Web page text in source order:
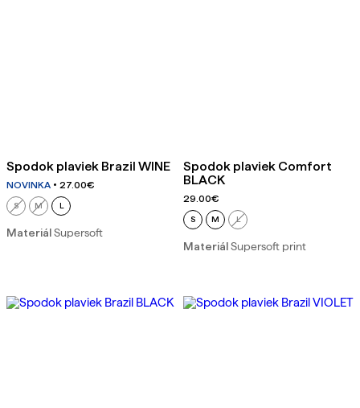
Spodok plaviek Brazil WINE
NOVINKA 27.00€
S M L
MateriálSupersoft
Spodok plaviek Comfort
BLACK
29.00€
S M L
MateriálSupersoft print